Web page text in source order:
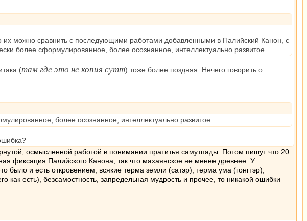
их можно сравнить с последующими работами добавленными в Палийский Канон, с
более сформулированное, более осознанное, интеллектуально развитое.
(там где это не копия сутт) тоже более поздняя. Нечего говорить о
более осознанное, интеллектуально развитое.
осмысленной работой в понимании пратитья самутпады. Потом пишут что 20
фиксация Палийского Канона, так что махаянское не менее древнее. У
было и есть откровением, всякие терма земли (сатэр), терма ума (гонгтэр),
как есть), безсамостность, запредельная мудрость и прочее, то никакой ошибки